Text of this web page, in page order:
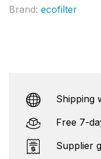
Brand: ecofilter
Shipping
Free 7-
Supplier